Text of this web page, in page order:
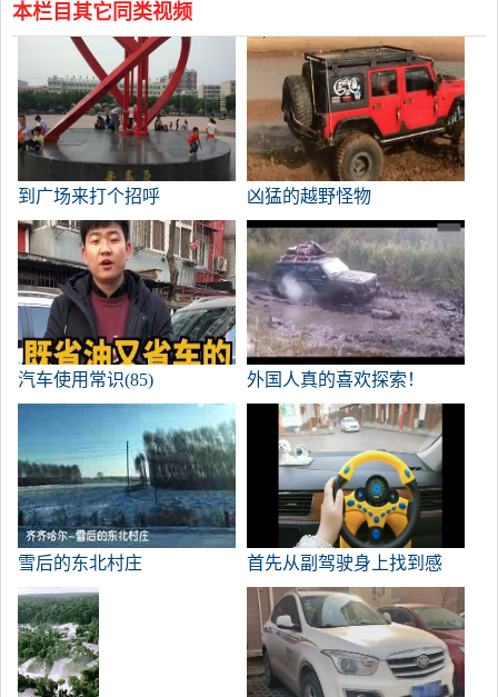
本栏目其它同类视频
到广场来打个招呼 凶猛的越野怪物
汽车使用常识(85) 外国人真的喜欢探索！
雪后的东北村庄
首先从副驾驶身上找到感
觉。